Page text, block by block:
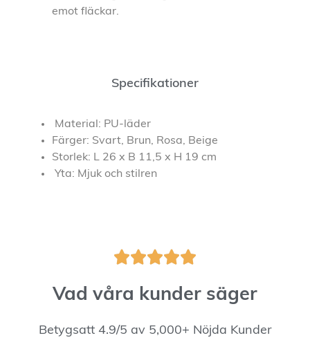
emot fläckar.
Specifikationer
Material: PU-läder
Färger: Svart, Brun, Rosa, Beige
Storlek: L 26 x B 11,5 x H 19 cm
Yta: Mjuk och stilren

Vad våra kunder säger
Betygsatt 4.9/5 av 5,000+ Nöjda Kunder